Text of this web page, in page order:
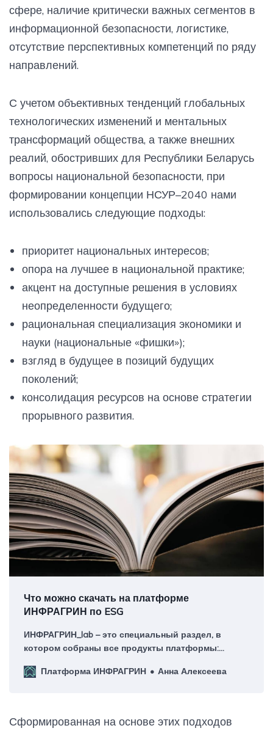
сфере, наличие критически важных сегментов в
информационной безопасности, логистике,
отсутствие перспективных компетенций по ряду
направлений.
С учетом объективных тенденций глобальных
технологических изменений и ментальных
трансформаций общества, а также внешних
реалий, обостривших для Республики Беларусь
вопросы национальной безопасности, при
формировании концепции НСУР–2040 нами
использовались следующие подходы:
приоритет национальных интересов;
опора на лучшее в национальной практике;
акцент на доступные решения в условиях
неопределенности будущего;
рациональная специализация экономики и
науки (национальные «фишки»);
взгляд в будущее в позиций будущих
поколений;
консолидация ресурсов на основе стратегии
прорывного развития.
Что можно скачать на платформе
ИНФРАГРИН по ESG
ИНФРАГРИН_lab – это специальный раздел, в
котором собраны все продукты платформы:
переводы, доступные для скачивания в
Платформа ИНФРАГРИН Анна Алексеева
Сформированная на основе этих подходов